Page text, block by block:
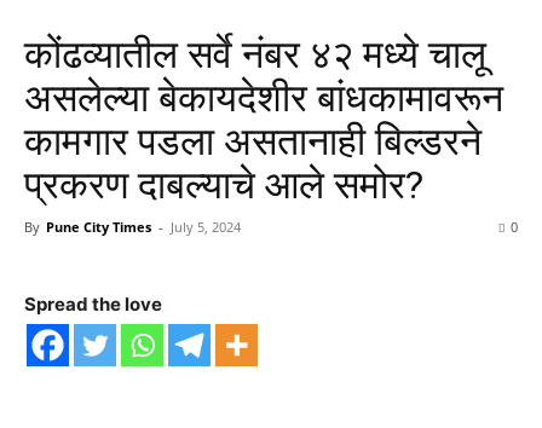
कोंढव्यातील सर्वे नंबर ४२ मध्ये चालू
असलेल्या बेकायदेशीर बांधकामावरून
कामगार पडला असतानाही बिल्डरने
प्रकरण दाबल्याचे आले समोर?
By Pune City Times - July 5, 2024 0
Spread the love